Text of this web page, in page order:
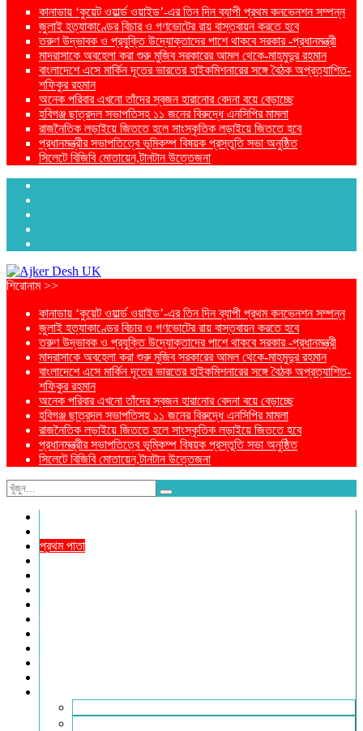
কানাডায় ‘কুয়েট ওয়ার্ল্ড ওয়াইড’-এর তিন দিন ব্যাপী প্রথম কনভেনশন সম্পন্ন
জুলাই হত্যাকাণ্ডের বিচার ও গণভোটের রায় বাস্তবায়ন করতে হবে
তরুণ উদ্ভাবক ও প্রযুক্তি উদ্যোক্তাদের পাশে থাকবে সরকার -প্রধানমন্ত্রী
মাদরাসাকে অবহেলা করা শুরু মুজিব সরকারের আমল থেকে-মাহমুদুর রহমান
বাংলাদেশে এসে মার্কিন দূতের ভারতের হাইকমিশনারের সঙ্গে বৈঠক অপ্রত্যাশিত-
শফিকুর রহমান
অনেক পরিবার এখনো তাঁদের স্বজন হারানোর বেদনা বয়ে বেড়াচ্ছে
হবিগঞ্জ ছাত্রদল সভাপতিসহ ১১ জনের বিরুদ্ধে এনসিপির মামলা
রাজনৈতিক লড়াইয়ে জিততে হলে সাংস্কৃতিক লড়াইয়ে জিততে হবে
প্রধানমন্ত্রীর সভাপতিত্বে ভূমিকম্প বিষয়ক প্রস্তুতি সভা অনুষ্ঠিত
সিলেটে বিজিবি মোতায়েন,টানটান উত্তেজনা
শিরোনাম >>
কানাডায় ‘কুয়েট ওয়ার্ল্ড ওয়াইড’-এর তিন দিন ব্যাপী প্রথম কনভেনশন সম্পন্ন
জুলাই হত্যাকাণ্ডের বিচার ও গণভোটের রায় বাস্তবায়ন করতে হবে
তরুণ উদ্ভাবক ও প্রযুক্তি উদ্যোক্তাদের পাশে থাকবে সরকার -প্রধানমন্ত্রী
মাদরাসাকে অবহেলা করা শুরু মুজিব সরকারের আমল থেকে-মাহমুদুর রহমান
বাংলাদেশে এসে মার্কিন দূতের ভারতের হাইকমিশনারের সঙ্গে বৈঠক অপ্রত্যাশিত-
শফিকুর রহমান
অনেক পরিবার এখনো তাঁদের স্বজন হারানোর বেদনা বয়ে বেড়াচ্ছে
হবিগঞ্জ ছাত্রদল সভাপতিসহ ১১ জনের বিরুদ্ধে এনসিপির মামলা
রাজনৈতিক লড়াইয়ে জিততে হলে সাংস্কৃতিক লড়াইয়ে জিততে হবে
প্রধানমন্ত্রীর সভাপতিত্বে ভূমিকম্প বিষয়ক প্রস্তুতি সভা অনুষ্ঠিত
সিলেটে বিজিবি মোতায়েন,টানটান উত্তেজনা
প্রথম পাতা